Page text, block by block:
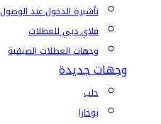
تأشيرة الدخول عند الوصول
فلاي دبي للعطلات
وجهات العطلات الصيفية
وجهات جديدة
حلب
بوخارا